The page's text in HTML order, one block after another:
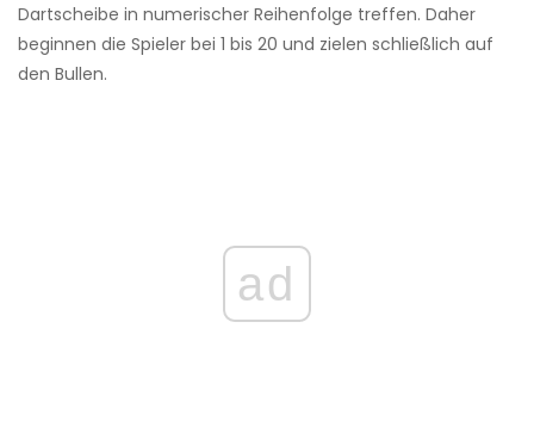
Dartscheibe in numerischer Reihenfolge treffen. Daher
beginnen die Spieler bei 1 bis 20 und zielen schließlich auf
den Bullen.
ad